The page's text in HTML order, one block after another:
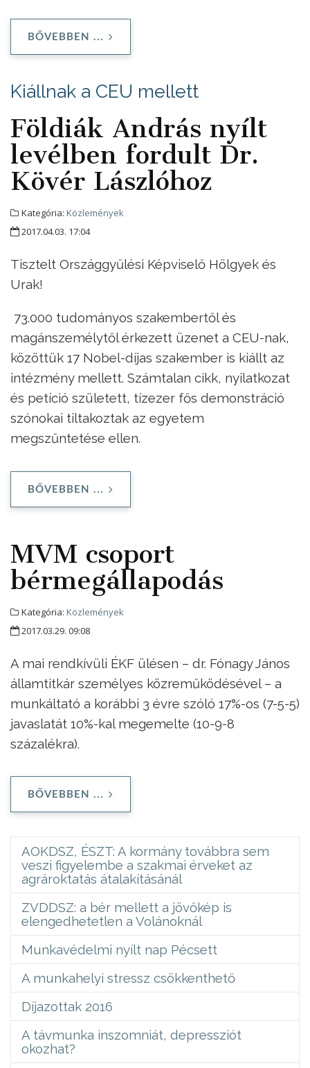
BŐVEBBEN ...
Kiállnak a CEU mellett
Földiák András nyílt
levélben fordult Dr.
Kövér Lászlóhoz
Kategória: Közlemények
2017.04.03. 17:04
Tisztelt Országgyűlési Képviselő Hölgyek és
Urak!
73.000 tudományos szakembertől és
magánszemélytől érkezett üzenet a CEU-nak,
közöttük 17 Nobel-díjas szakember is kiállt az
intézmény mellett. Számtalan cikk, nyilatkozat
és petíció született, tízezer fős demonstráció
szónokai tiltakoztak az egyetem
megszűntetése ellen.
BŐVEBBEN ...
MVM csoport
bérmegállapodás
Kategória: Közlemények
2017.03.29. 09:08
A mai rendkívüli ÉKF ülésen – dr. Fónagy János
államtitkár személyes közreműködésével – a
munkáltató a korábbi 3 évre szóló 17%-os (7-5-5)
javaslatát 10%-kal megemelte (10-9-8
százalékra).
BŐVEBBEN ...
AOKDSZ, ÉSZT: A kormány továbbra sem
veszi figyelembe a szakmai érveket az
agrároktatás átalakításánál
ZVDDSZ: a bér mellett a jövőkép is
elengedhetetlen a Volánoknál
Munkavédelmi nyílt nap Pécsett
A munkahelyi stressz csökkenthető
Díjazottak 2016
A távmunka inszomniát, depressziót
okozhat?